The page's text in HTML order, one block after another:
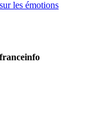
les émotions